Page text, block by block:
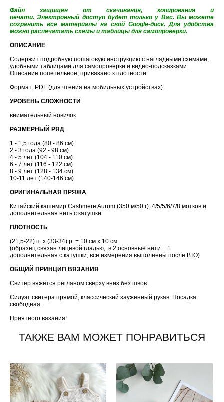
Файл защищён от скачивания, копирования и
печати. Электронный доступ будет только у Вас. Вы можете
сохранить все материалы на свой Google-диск. Для удобства
можно распечатать схемы и таблицы для самопроверки.
ОПИСАНИЕ
Содержит подробную пошаговую инструкцию с наглядными схемами,
удобными таблицами для самопроверки и видео-подсказками.
Описание попетельное, привязано к плотности.
Формат: PDF (для чтения на мобильных устройствах).
УРОВЕНЬ СЛОЖНОСТИ
внимательный новичок
РАЗМЕРНЫЙ РЯД
1 - 1,5 года (80 - 86 см)
2 - 3 года (92 - 98 см)
4 - 5 лет (104 - 110 см)
6 - 7 лет (116 - 122 см)
8 - 9 лет (128 - 134 см)
10-11 лет (140-146 см)
ОРИГИНАЛЬНАЯ ПРЯЖА
Китайский кашемир Cashmere Aurum (350 м/50 г): 4/5/5/6/7/8 мотков и
дополнительная нить с катушки.
ПЛОТНОСТЬ
(21,5-22) п. х (33-34) р. = 10 см х 10 см
(образец связан лицевой гладью, в 2 основные нити + 1
дополнительная с катушки, все измерения выполнены после ВТО)
ОБЩИЙ ПРИНЦИП ВЯЗАНИЯ
Свитер вяжется регланом сверху вниз без швов.
Силуэт свитера прямой, классический зауженный рукав. Посадка
свободная.
Приятного вязания!
ТАКЖЕ ВАМ МОЖЕТ ПОНРАВИТЬСЯ